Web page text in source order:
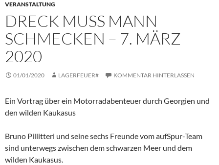
VERANSTALTUNG
DRECK MUSS MANN
SCHMECKEN – 7. MÄRZ
2020
01/01/2020 LAGERFEUER# KOMMENTAR HINTERLASSEN
Ein Vortrag über ein Motorradabenteuer durch Georgien und
den wilden Kaukasus
Bruno Pillitteri und seine sechs Freunde vom aufSpur-Team
sind unterwegs zwischen dem schwarzen Meer und dem
wilden Kaukasus.